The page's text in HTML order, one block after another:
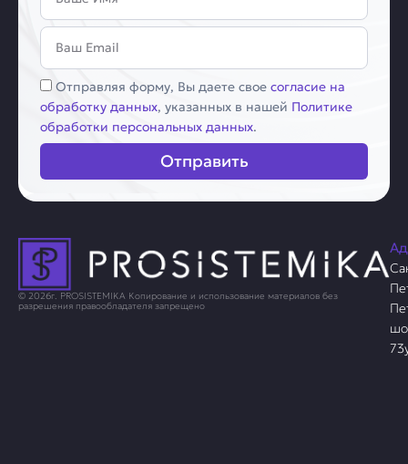
Email
Соглашение
Отправляя форму, Вы даете свое согласие на
обработку данных, указанных в нашей Политике
обработки персональных данных.
Отправить
© 2026г. PROSISTEMIKA Копирование и использование материалов без
разрешения правообладателя запрещено